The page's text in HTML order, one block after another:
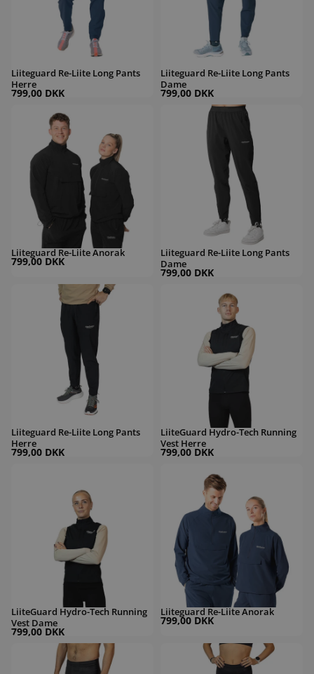
Liiteguard Re-Liite Long Pants
Herre
799,00 DKK
Liiteguard Re-Liite Long Pants
Dame
799,00 DKK
Liiteguard Re-Liite Anorak
799,00 DKK
Liiteguard Re-Liite Long Pants Dame
Liiteguard Re-Liite Long Pants
Dame
799,00 DKK
Liiteguard Re-Liite Long Pants Herre
Liiteguard Re-Liite Long Pants
Herre
799,00 DKK
LiiteGuard Hydro-Tech Running
Vest Herre
799,00 DKK
LiiteGuard Hydro-Tech Running
Vest Dame
799,00 DKK
Liiteguard Re-Liite Anorak
799,00 DKK
Liiteguard Glu-Tech Hot Long Tights HerreLiiteguard Glu-Tech Hot Long Tights